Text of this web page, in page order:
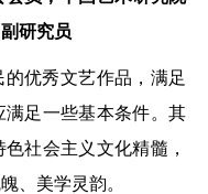
研究员
优秀文艺作品，满足
满足一些基本条件。其
社会主义文化精髓，
、美学灵韵。